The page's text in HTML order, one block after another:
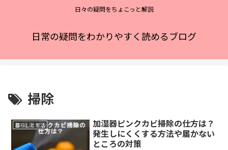
日々の疑問をちょこっと解説
日常の疑問をわかりやすく読めるブログ
掃除
暮らしと生活
加湿器ピンクカビ掃除の仕方は？
発生しにくくする方法や届かない
ところの対策